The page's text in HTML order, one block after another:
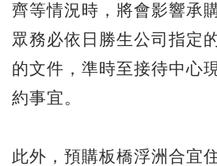
齊等情況時，將會影響承
眾務必依日勝生公司指定
的文件，準時至接待中心
約事宜。
此外，預購板橋浮洲合宜